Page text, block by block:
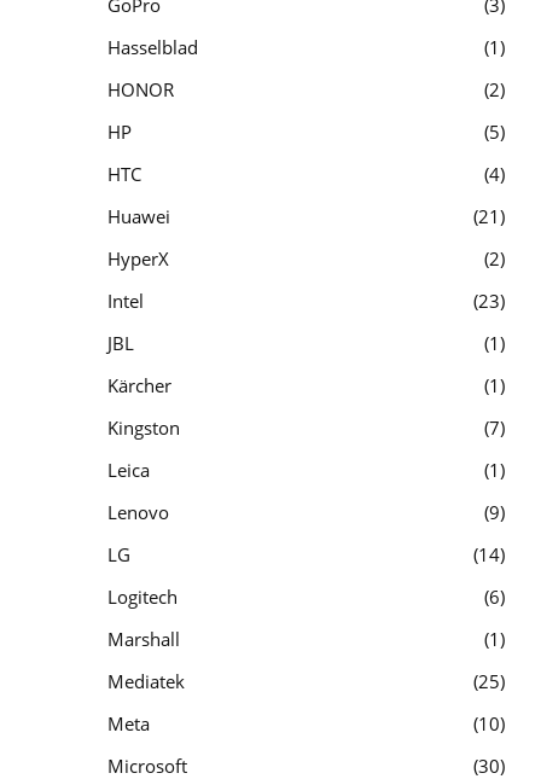
Hasselblad
1
HONOR
2
HP
5
HTC
4
Huawei
21
HyperX
2
Intel
23
JBL
1
Kärcher
1
Kingston
7
Leica
1
Lenovo
9
LG
14
Logitech
6
Marshall
1
Mediatek
25
Meta
10
Microsoft
30